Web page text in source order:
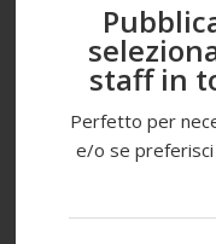
staff in
Perfetto per
e/o se preferisci